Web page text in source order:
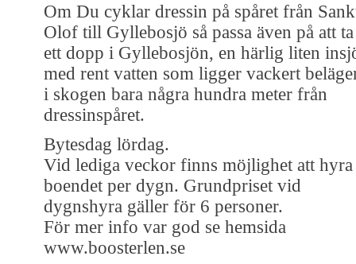
Om Du cyklar dressin på spåret från
Olof till Gyllebosjö så passa även på att ta
ett dopp i Gyllebosjön, en härlig liten
med rent vatten som ligger vackert
i skogen bara några hundra meter från
dressinspåret.
Bytesdag lördag.
Vid lediga veckor finns möjlighet att hyra
boendet per dygn. Grundpriset vid
dygnshyra gäller för 6 personer.
För mer info var god se hemsida
www.boosterlen.se